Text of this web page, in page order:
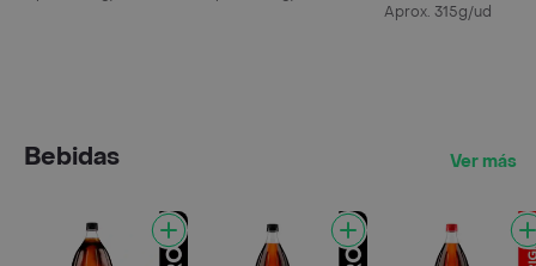
Aprox. 315g/ud
Bebidas Ver más